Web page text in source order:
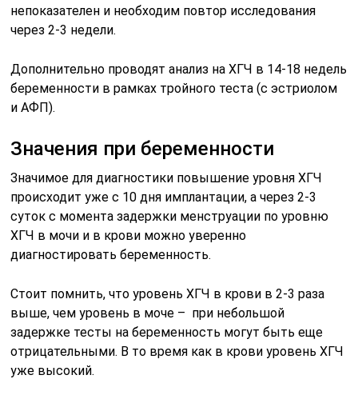
непоказателен и необходим повтор исследования
через 2-3 недели.
Дополнительно проводят анализ на ХГЧ в 14-18 недель
беременности в рамках тройного теста (с эстриолом
и АФП).
Значения при беременности
Значимое для диагностики повышение уровня ХГЧ
происходит уже с 10 дня имплантации, а через 2-3
суток с момента задержки менструации по уровню
ХГЧ в мочи и в крови можно уверенно
диагностировать беременность.
Стоит помнить, что уровень ХГЧ в крови в 2-3 раза
выше, чем уровень в моче – при небольшой
задержке тесты на беременность могут быть еще
отрицательными. В то время как в крови уровень ХГЧ
уже высокий.